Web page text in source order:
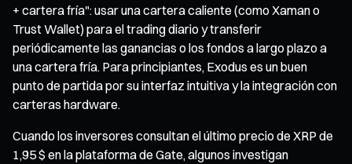
+ cartera fría": usar una cartera caliente (como Xaman o
Trust Wallet) para el trading diario y transferir
periódicamente las ganancias o los fondos a largo plazo a
una cartera fría. Para principiantes, Exodus es un buen
punto de partida por su interfaz intuitiva y la integración con
carteras hardware.
Cuando los inversores consultan el último precio de XRP de
1,95 $ en la plataforma de Gate, algunos investigan